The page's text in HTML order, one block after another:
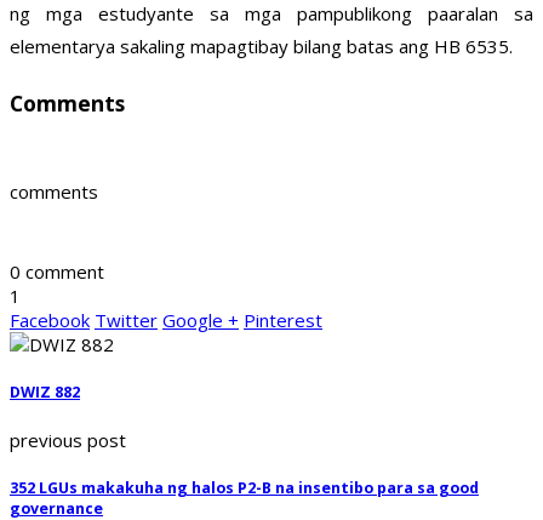
ng mga estudyante sa mga pampublikong paaralan sa
elementarya sakaling mapagtibay bilang batas ang HB 6535.
Comments
comments
0 comment
1
Facebook Twitter Google + Pinterest
DWIZ 882
previous post
352 LGUs makakuha ng halos P2-B na insentibo para sa good
governance